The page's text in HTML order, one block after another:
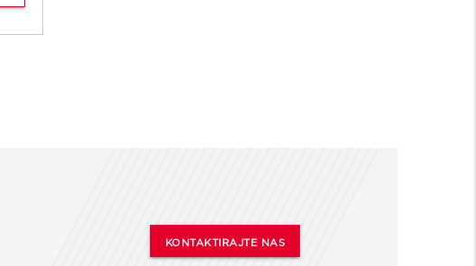
KONTAKTIRAJTE NAS